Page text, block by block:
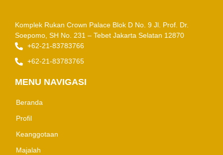
Komplek Rukan Crown Palace Blok D No. 9 Jl. Prof. Dr.
Soepomo, SH No. 231 – Tebet Jakarta Selatan 12870
+62-21-83783766
+62-21-83783765
MENU NAVIGASI
Beranda
Profil
Keanggotaan
Majalah